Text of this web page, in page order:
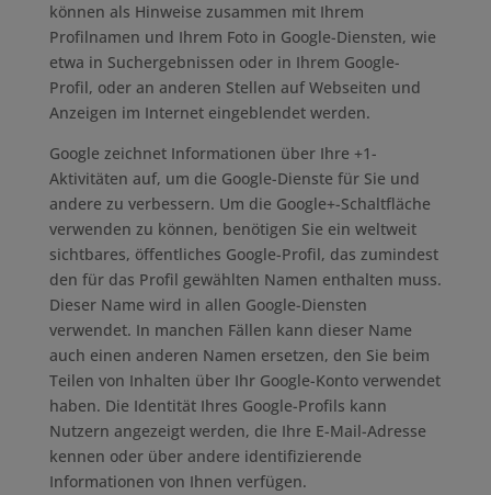
können als Hinweise zusammen mit Ihrem
Profilnamen und Ihrem Foto in Google-Diensten, wie
etwa in Suchergebnissen oder in Ihrem Google-
Profil, oder an anderen Stellen auf Webseiten und
Anzeigen im Internet eingeblendet werden.
Google zeichnet Informationen über Ihre +1-
Aktivitäten auf, um die Google-Dienste für Sie und
andere zu verbessern. Um die Google+-Schaltfläche
verwenden zu können, benötigen Sie ein weltweit
sichtbares, öffentliches Google-Profil, das zumindest
den für das Profil gewählten Namen enthalten muss.
Dieser Name wird in allen Google-Diensten
verwendet. In manchen Fällen kann dieser Name
auch einen anderen Namen ersetzen, den Sie beim
Teilen von Inhalten über Ihr Google-Konto verwendet
haben. Die Identität Ihres Google-Profils kann
Nutzern angezeigt werden, die Ihre E-Mail-Adresse
kennen oder über andere identifizierende
Informationen von Ihnen verfügen.